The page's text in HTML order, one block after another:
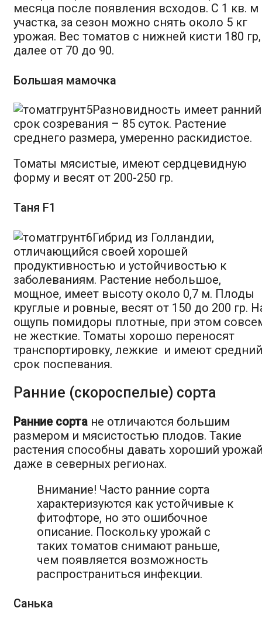
месяца после появления всходов. С 1 кв. м
участка, за сезон можно снять около 5 кг
урожая. Вес томатов с нижней кисти 180 гр,
далее от 70 до 90.
Большая мамочка
Разновидность имеет ранний
срок созревания – 85 суток. Растение
среднего размера, умеренно раскидистое.
Томаты мясистые, имеют сердцевидную
форму и весят от 200-250 гр.
Таня F1
Гибрид из Голландии,
отличающийся своей хорошей
продуктивностью и устойчивостью к
заболеваниям. Растение небольшое,
мощное, имеет высоту около 0,7 м. Плоды
круглые и ровные, весят от 150 до 200 гр.
ощупь помидоры плотные, при этом
не жесткие. Томаты хорошо переносят
транспортировку, лежкие и имеют средний
срок поспевания.
Ранние (скороспелые) сорта
Ранние сорта не отличаются большим
размером и мясистостью плодов. Такие
растения способны давать хороший
даже в северных регионах.
Внимание! Часто ранние сорта
характеризуются как устойчивые к
фитофторе, но это ошибочное
описание. Поскольку урожай с
таких томатов снимают раньше,
чем появляется возможность
распространиться инфекции.
Санька